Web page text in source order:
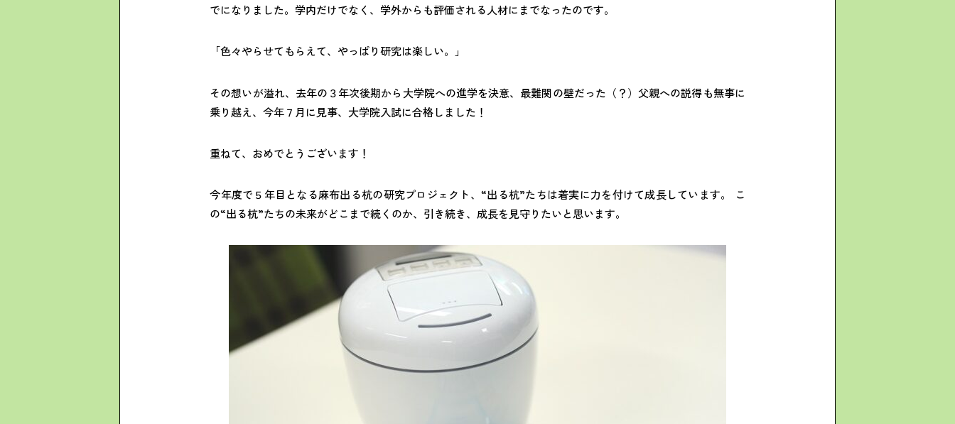
でになりました。学内だけでなく、学外からも評価される人材にまでなったのです。
「色々やらせてもらえて、やっぱり研究は楽しい。」
その想いが溢れ、去年の３年次後期から大学院への進学を決意、最難関の壁だった（？）父親への説得も無事に
乗り越え、今年７月に見事、大学院入試に合格しました！
重ねて、おめでとうございます！
今年度で５年目となる麻布出る杭の研究プロジェクト、“出る杭”たちは着実に力を付けて成長しています。 こ
の“出る杭”たちの未来がどこまで続くのか、引き続き、成長を見守りたいと思います。